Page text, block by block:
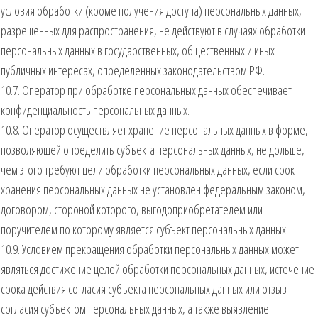
условия обработки (кроме получения доступа) персональных данных,
разрешенных для распространения, не действуют в случаях обработки
персональных данных в государственных, общественных и иных
публичных интересах, определенных законодательством РФ.
10.7. Оператор при обработке персональных данных обеспечивает
конфиденциальность персональных данных.
10.8. Оператор осуществляет хранение персональных данных в форме,
позволяющей определить субъекта персональных данных, не дольше,
чем этого требуют цели обработки персональных данных, если срок
хранения персональных данных не установлен федеральным законом,
договором, стороной которого, выгодоприобретателем или
поручителем по которому является субъект персональных данных.
10.9. Условием прекращения обработки персональных данных может
являться достижение целей обработки персональных данных, истечение
срока действия согласия субъекта персональных данных или отзыв
согласия субъектом персональных данных, а также выявление